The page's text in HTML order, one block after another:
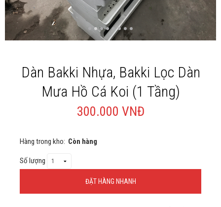
Dàn Bakki Nhựa, Bakki Lọc Dàn
Mưa Hồ Cá Koi (1 Tầng)
300.000 VNĐ
Hàng trong kho: Còn hàng
Số lượng
ĐẶT HÀNG NHANH
Giới thiệu
Liên Hệ